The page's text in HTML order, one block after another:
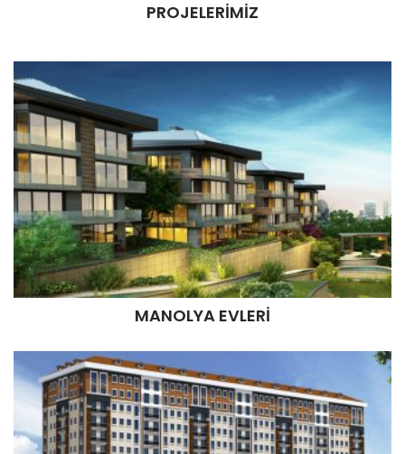
PROJELERİMİZ
İncele
MANOLYA EVLERİ